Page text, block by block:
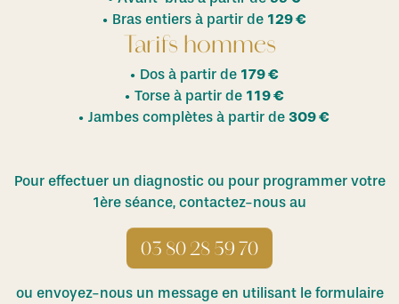
Bras entiers à partir de 129 €
Tarifs hommes
Dos à partir de 179 €
Torse à partir de 119 €
Jambes complètes à partir de 309 €
Pour effectuer un diagnostic ou pour programmer votre
1ère séance, contactez-nous au
03 80 28 59 70
ou envoyez-nous un message en utilisant le formulaire